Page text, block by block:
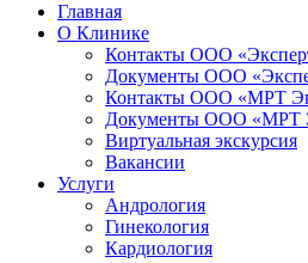
Главная
О Клинике
Контакты ООО
Документы ООО
Контакты ООО «МРТ
Документы ООО «МРТ
Виртуальная экскурсия
Вакансии
Услуги
Андрология
Гинекология
Кардиология